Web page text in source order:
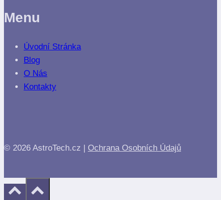
Menu
Úvodní Stránka
Blog
O Nás
Kontakty
© 2026 AstroTech.cz | Ochrana Osobních Údajů